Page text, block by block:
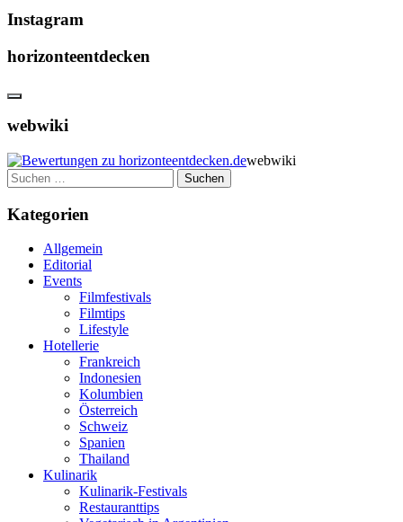
Instagram
horizonteentdecken
webwiki
webwiki
Suchen
nach:
Kategorien
Allgemein
Editorial
Events
Filmfestivals
Filmtips
Lifestyle
Hotellerie
Frankreich
Indonesien
Kolumbien
Österreich
Schweiz
Spanien
Thailand
Kulinarik
Kulinarik-Festivals
Restauranttips